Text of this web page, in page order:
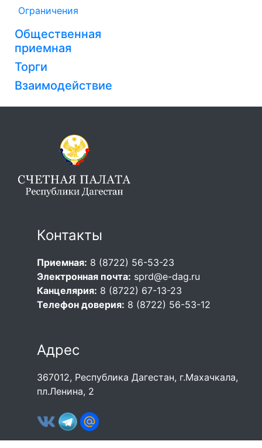
Ограничения
Общественная
приемная
Торги
Взаимодействие
Контакты
Приемная: 8 (8722) 56-53-23
Электронная почта: sprd@e-dag.ru
Канцелярия: 8 (8722) 67-13-23
Телефон доверия: 8 (8722) 56-53-12
Адрес
367012, Республика Дагестан, г.Махачкала,
пл.Ленина, 2